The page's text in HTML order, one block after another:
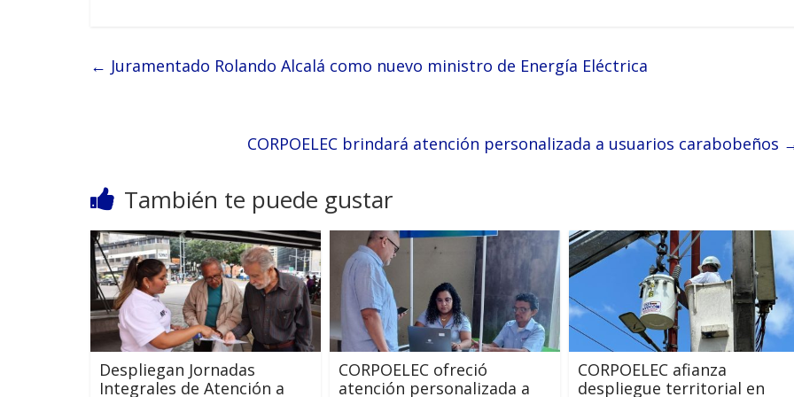
← Juramentado Rolando Alcalá como nuevo ministro de Energía Eléctrica
CORPOELEC brindará atención personalizada a usuarios carabobeños
También te puede gustar
Despliegan Jornadas
Integrales de Atención a
CORPOELEC ofreció
atención personalizada a
CORPOELEC afianza
despliegue territorial en